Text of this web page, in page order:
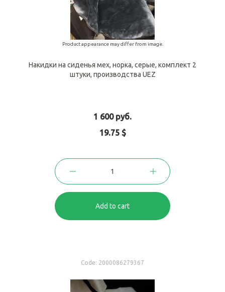
Product appearance may differ from image.
Накидки на сиденья мех, норка, серые, комплект 2
штуки, производства UEZ
1 600 руб.
19.75 $
Add to cart
Code: 2000086279367